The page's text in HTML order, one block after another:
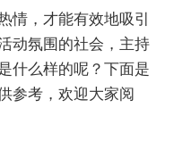
情，才能有效地吸引
动氛围的社会，主持
什么样的呢？下面是
参考，欢迎大家阅